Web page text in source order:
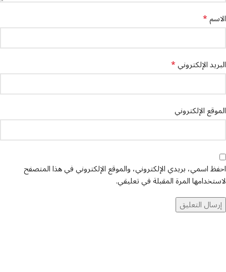
الاسم*
البريد الإلكتروني*
الموقع الإلكتروني
احفظ اسمي، بريدي الإلكتروني، والموقع الإلكتروني في هذا المتصفح
لاستخدامها المرة المقبلة في تعليقي.